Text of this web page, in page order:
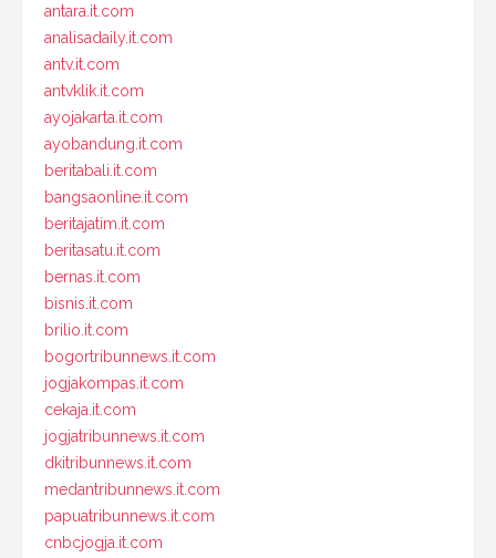
antara.it.com
analisadaily.it.com
antv.it.com
antvklik.it.com
ayojakarta.it.com
ayobandung.it.com
beritabali.it.com
bangsaonline.it.com
beritajatim.it.com
beritasatu.it.com
bernas.it.com
bisnis.it.com
brilio.it.com
bogortribunnews.it.com
jogjakompas.it.com
cekaja.it.com
jogjatribunnews.it.com
dkitribunnews.it.com
medantribunnews.it.com
papuatribunnews.it.com
cnbcjogja.it.com